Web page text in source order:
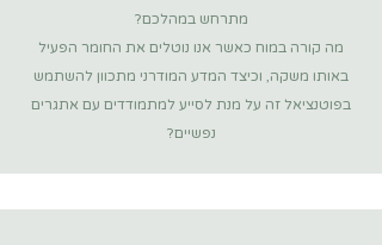
מתרחש במהלכם?
מה קורה במוח כאשר אנו נוטלים את החומר הפעיל
באותו משקה, וכיצד המדע המודרני מתכוון להשתמש
בפוטנציאל זה על מנת לסייע למתמודדים עם אתגרים
נפשיים?